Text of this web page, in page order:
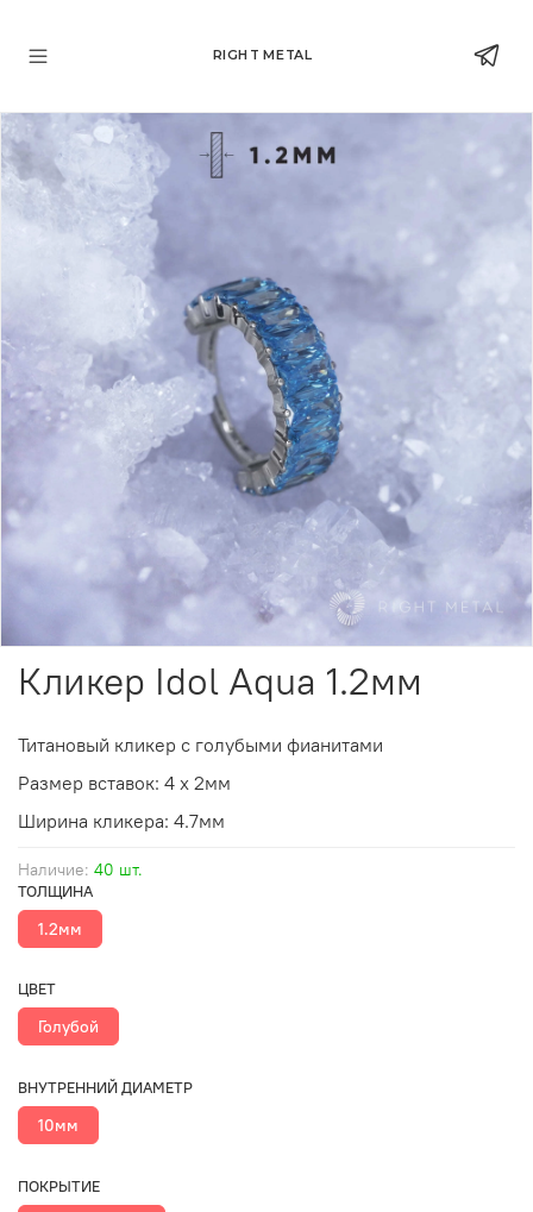
RIGHT METAL
Наличие: 40 шт.
Кликер Idol Aqua 1.2мм
ТОЛЩИНА
1.2мм
ЦВЕТ
Голубой
ВНУТРЕННИЙ ДИАМЕТР
10мм
ПОКРЫТИЕ
Титановый кликер с голубыми фианитами
Размер вставок: 4 х 2мм
Ширина кликера: 4.7мм